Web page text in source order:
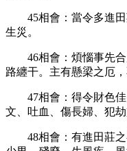
45相會：當令多進
生災。
46相會：煩惱事先
路纏干。主有懸梁之厄，
47相會：得令財色
文、吐血、傷長婦、犯劫
48相會：有進田莊